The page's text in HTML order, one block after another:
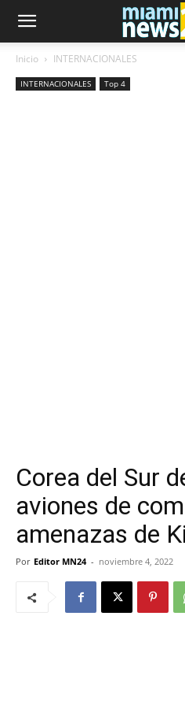
Inicio INTERNACIONALES
INTERNACIONALES Top 4
Corea del Sur
aviones de
amenazas de
Por Editor MN24 - noviembre 4, 2022